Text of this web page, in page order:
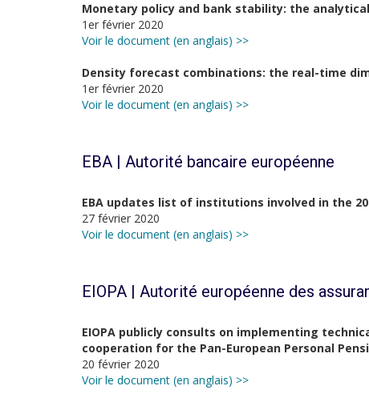
Monetary policy and bank stability: the
1er février 2020
Voir le document (en anglais) >>
Density forecast combinations: the real-time
1er février 2020
Voir le document (en anglais) >>
EBA | Autorité bancaire européenne
EBA updates list of institutions involved in the
27 février 2020
Voir le document (en anglais) >>
EIOPA | Autorité européenne des
EIOPA publicly consults on implementing
cooperation for the Pan-European Personal
20 février 2020
Voir le document (en anglais) >>